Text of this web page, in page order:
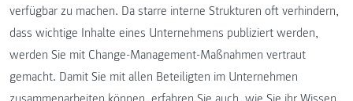
verfügbar zu machen. Da starre interne Strukturen oft verhindern,
dass wichtige Inhalte eines Unternehmens publiziert werden,
werden Sie mit Change-Management-Maßnahmen vertraut
gemacht. Damit Sie mit allen Beteiligten im Unternehmen